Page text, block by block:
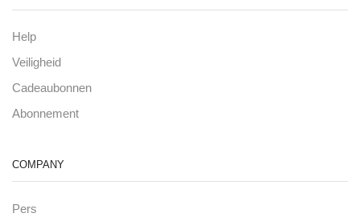
Help
Veiligheid
Cadeaubonnen
Abonnement
COMPANY
Pers